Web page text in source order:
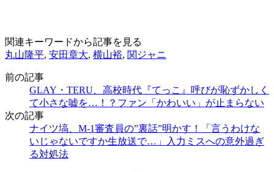
関連キーワードから記事を見る
丸山隆平, 安田章大, 横山裕, 関ジャニ
前の記事
GLAY・TERU、高校時代『てっこ』呼びが恥ずかしく
て小さな嘘を…！？ファン「かわいい」が止まらない
次の記事
ナイツ塙、M-1審査員の”裏話”明かす！「言うわけな
いじゃないですか生放送で…」入力ミスへの意外過ぎ
る対処法